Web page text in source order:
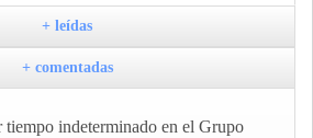
+ leídas
+ comentadas
tiempo indeterminado en el Grupo